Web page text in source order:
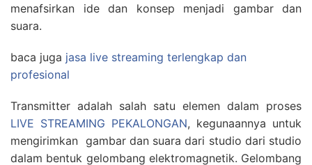
menafsirkan ide dan konsep menjadi gambar dan
suara.
baca juga jasa live streaming terlengkap dan
profesional
Transmitter adalah salah satu elemen dalam proses
LIVE STREAMING PEKALONGAN, kegunaannya untuk
mengirimkan gambar dan suara dari studio dari studio
dalam bentuk gelombang elektromagnetik. Gelombang